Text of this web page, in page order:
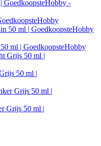
ml | GoedkoopsteHobby
50 ml |
Grijs 50 ml |